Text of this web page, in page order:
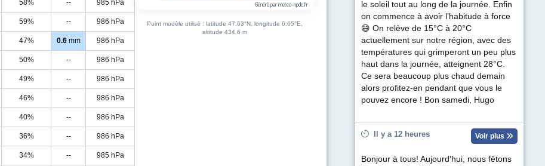
58% -- 985 hPa
59% -- 986 hPa
47% 0.6mm 986 hPa
50% -- 986 hPa
49% -- 986 hPa
46% -- 986 hPa
40% -- 986 hPa
36% -- 986 hPa
34% -- 985 hPa
Généré par meteo-npdc.fr
Point modèle utilisé : latitude 47.63°N, longitude 6.65°E,
altitude 434.6 m
le soleil tout au long de la journée. Enfin
on commence à avoir l’habitude à force
😄 On relève de 15°C à 20°C
actuellement sur notre région, avec des
températures qui grimperont un peu plus
haut dans la journée, atteignent 28°C.
Ce sera beaucoup plus chaud demain
alors profitez-en pendant que vous le
pouvez encore ! Bon samedi, Hugo
Il y a 12 heures Voir plus
Bonjour à tous! Aujourd'hui, nous fêtons